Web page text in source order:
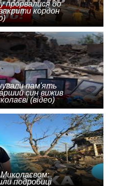
прорвалися до
закрити кордон
пам'ять
син вижив
(відео)
Миколаєвом:
подробиці